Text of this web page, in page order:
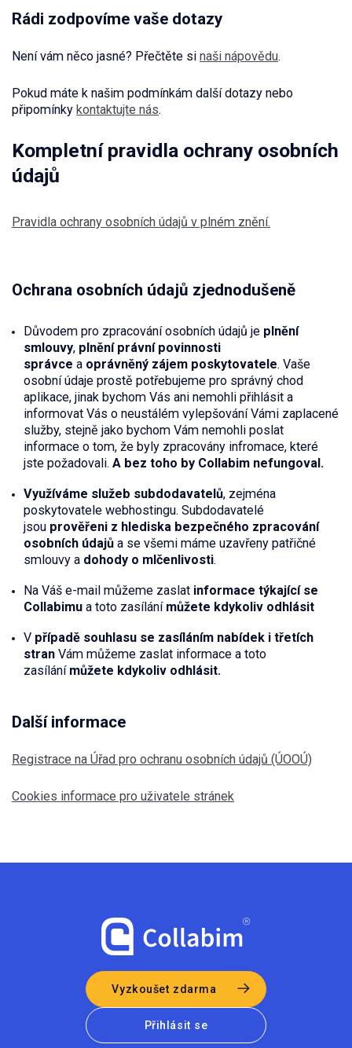
Rádi zodpovíme vaše dotazy
Není vám něco jasné? Přečtěte si naši nápovědu.
Pokud máte k našim podmínkám další dotazy nebo
připomínky kontaktujte nás.
Kompletní pravidla ochrany osobních
údajů
Pravidla ochrany osobních údajů v plném znění.
Ochrana osobních údajů zjednodušeně
Důvodem pro zpracování osobních údajů je plnění
smlouvy, plnění právní povinnosti
správce a oprávněný zájem poskytovatele. Vaše
osobní údaje prostě potřebujeme pro správný chod
aplikace, jinak bychom Vás ani nemohli přihlásit a
informovat Vás o neustálém vylepšování Vámi zaplacené
služby, stejně jako bychom Vám nemohli poslat
informace o tom, že byly zpracovány infromace, které
jste požadovali. A bez toho by Collabim nefungoval.
Využíváme služeb subdodavatelů, zejména
poskytovatele webhostingu. Subdodavatelé
jsou prověřeni z hlediska bezpečného zpracování
osobních údajů a se všemi máme uzavřeny patřičné
smlouvy a dohody o mlčenlivosti.
Na Váš e-mail můžeme zaslat informace týkající se
Collabimu a toto zasílání můžete kdykoliv odhlásit
V případě souhlasu se zasíláním nabídek i třetích
stran Vám můžeme zaslat informace a toto
zasílání můžete kdykoliv odhlásit.
Další informace
Registrace na Úřad pro ochranu osobních údajů (ÚOOÚ)
Cookies informace pro uživatele stránek
Vyzkoušet zdarma
Přihlásit se